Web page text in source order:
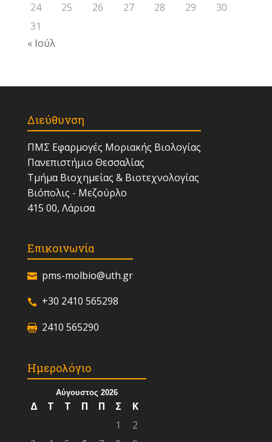
24
25 26 27 28 29
30
31
« Ιούλ
Διεύθυνση
ΠΜΣ Εφαρμογές Μοριακής Βιολογίας
Πανεπιστήμιο Θεσσαλίας
Τμήμα Βιοχημείας & Βιοτεχνολογίας
Βιόπολις - Μεζούρλο
415 00, Λάρισα
Επικοινωνία
pms-molbio@uth.gr
+30 2410 565298
2410 565290
Ημερολόγιο
Αύγουστος 2026
Δ Τ Τ Π Π Σ
Κ
1
2